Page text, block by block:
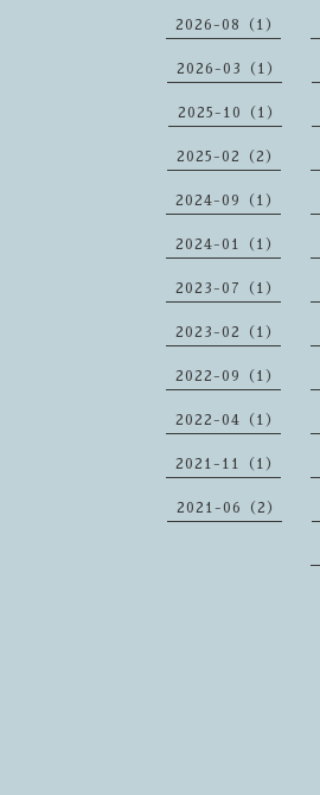
2026-08（1）
2026-03（1）
2025-10（1）
2025-02（2）
2024-09（1）
2024-01（1）
2023-07（1）
2023-02（1）
2022-09（1）
2022-04（1）
2021-11（1）
2021-06（2）